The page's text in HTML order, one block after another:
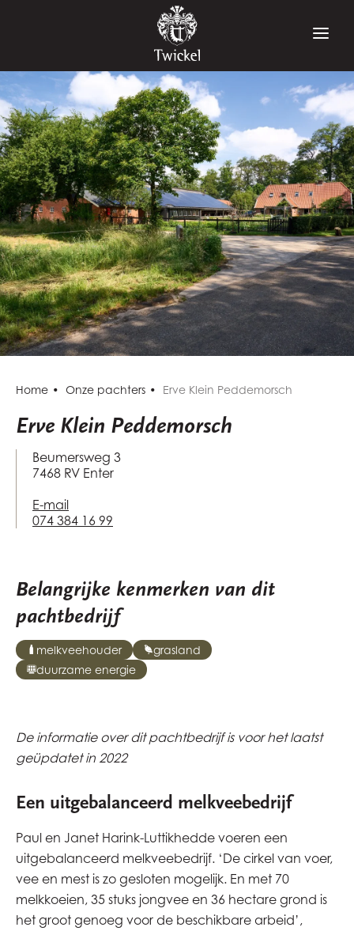
Home Onze pachters Erve Klein Peddemorsch
Erve Klein Peddemorsch
Beumersweg 3
7468 RV Enter
E-mail
074 384 16 99
Belangrijke kenmerken van dit
pachtbedrijf
melkveehouder
grasland
duurzame energie
De informatie over dit pachtbedrijf is voor het laatst
geüpdatet in 2022
Een uitgebalanceerd melkveebedrijf
Paul en Janet Harink-Luttikhedde voeren een
uitgebalanceerd melkveebedrijf. ‘De cirkel van voer,
vee en mest is zo gesloten mogelijk. En met 70
melkkoeien, 35 stuks jongvee en 36 hectare grond is
het groot genoeg voor de beschikbare arbeid’,